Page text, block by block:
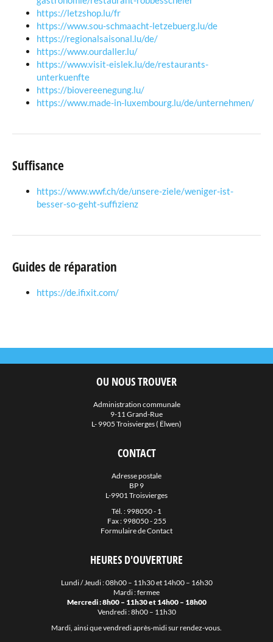
https://letzshop.lu/fr
https://www.sou-schmaacht-letzebuerg.lu/de
https://regionalsaisonal.lu/de/
https://www.ourdaller.lu/
https://www.visit-eislek.lu/de/restaurants-
unterkuenfte
https://biovereenegung.lu/
https://www.made-in-luxembourg.lu/de/unternehmen/
Suffisance
https://www.wwf.ch/de/unsere-ziele/weniger-ist-
besser-so-geht-suffizienz
Guides de réparation
https://de.ifixit.com/
OU NOUS TROUVER
Administration communale
9-11 Grand-Rue
L- 9905 Troisvierges ( Ëlwen)
CONTACT
Adresse postale
BP 9
L-9901 Troisvierges
Tél. : 998050 - 1
Fax : 998050 - 255
Formulaire de Contact
HEURES D'OUVERTURE
Lundi / Jeudi : 08h00 – 11h30 et 14h00 – 16h30
Mardi : fermee
Mercredi : 8h00 – 11h30 et 14h00 – 18h00
Vendredi : 8h00 – 11h30
Mardi, ainsi que vendredi après-midi sur rendez-vous.